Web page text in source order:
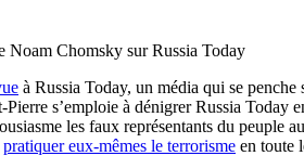
Noam Chomsky sur Russia Today
à Russia Today, un média qui se
s’emploie à dénigrer Russia Today
les faux représentants du peuple
pratiquer eux-mêmes le terrorisme en toute